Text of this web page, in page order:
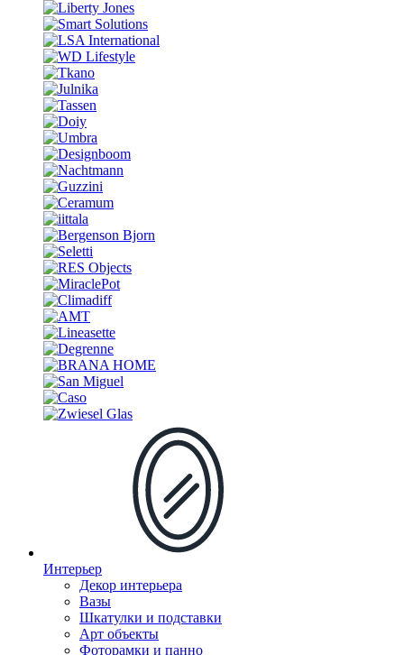
Интерьер
Декор интерьера
Вазы
Шкатулки и подставки
Арт объекты
Фоторамки и панно